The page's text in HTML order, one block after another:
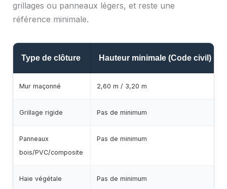
grillages ou panneaux légers, et reste une
référence minimale.
Type de clôture Hauteur minimale (Code civil)
Mur maçonné 2,60 m / 3,20 m
Grillage rigide Pas de minimum
Panneaux
bois/PVC/composite
Pas de minimum
Haie végétale Pas de minimum